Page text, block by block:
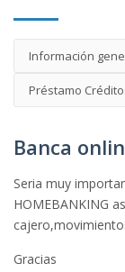
Información
Préstamo
Banca
Seria muy
HOMEBANKING
Gracias